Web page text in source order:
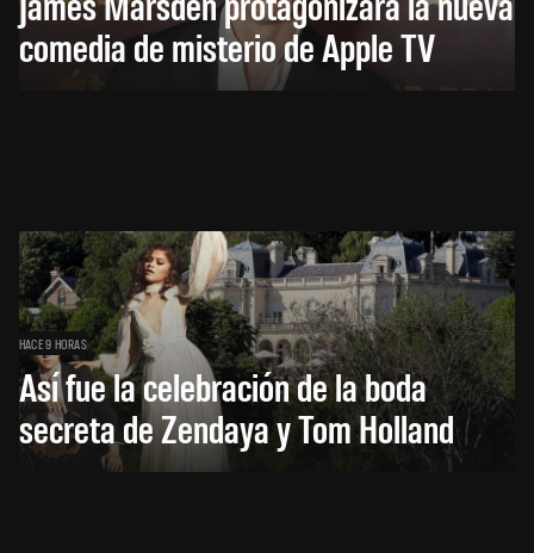
comedia de misterio de Apple TV
HACE 9 HORAS
Así fue la celebración de la boda
secreta de Zendaya y Tom Holland